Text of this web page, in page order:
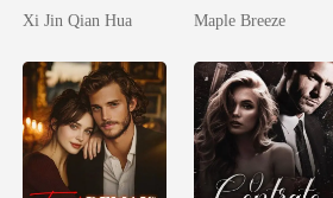
Escondi o
Xi Jin Qian Hua
vida e um
Maple Breeze